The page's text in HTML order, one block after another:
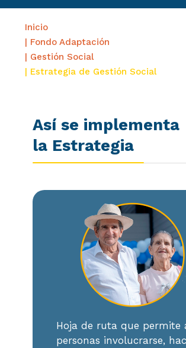
Inicio
| Fondo Adaptación
| Gestión Social
| Estrategia de Gestión Social
Así se implementa
la Estrategia
Hoja de ruta que permite
personas involucrarse,